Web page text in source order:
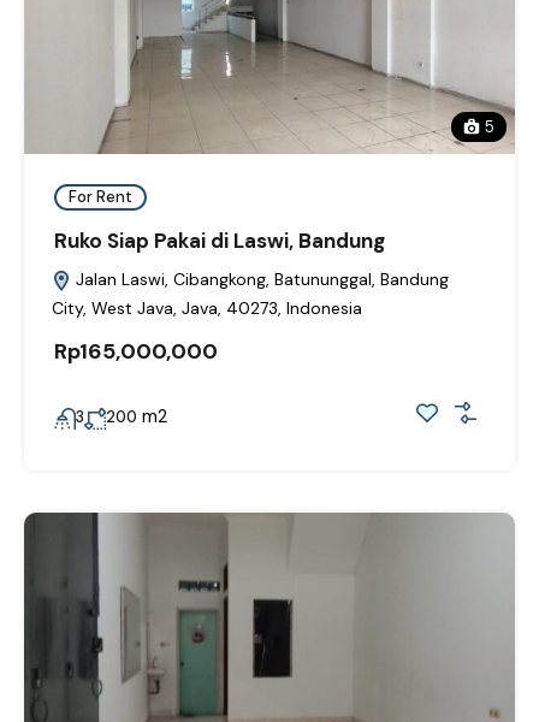
5
For Rent
Ruko Siap Pakai di Laswi, Bandung
Jalan Laswi, Cibangkong, Batununggal, Bandung
City, West Java, Java, 40273, Indonesia
Rp165,000,000
3 200 m2